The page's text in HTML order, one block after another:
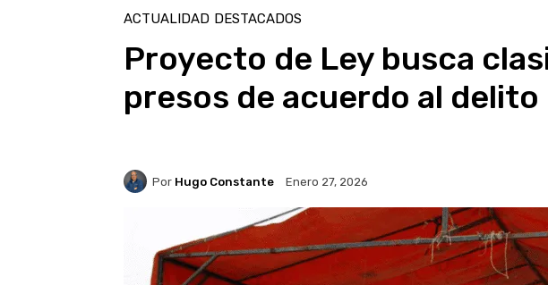
ACTUALIDAD DESTACADOS
Proyecto de Ley busca
presos de acuerdo al
Por Hugo Constante Enero 27, 2026